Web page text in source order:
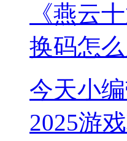
《燕云
换码怎么
今天小
2025游